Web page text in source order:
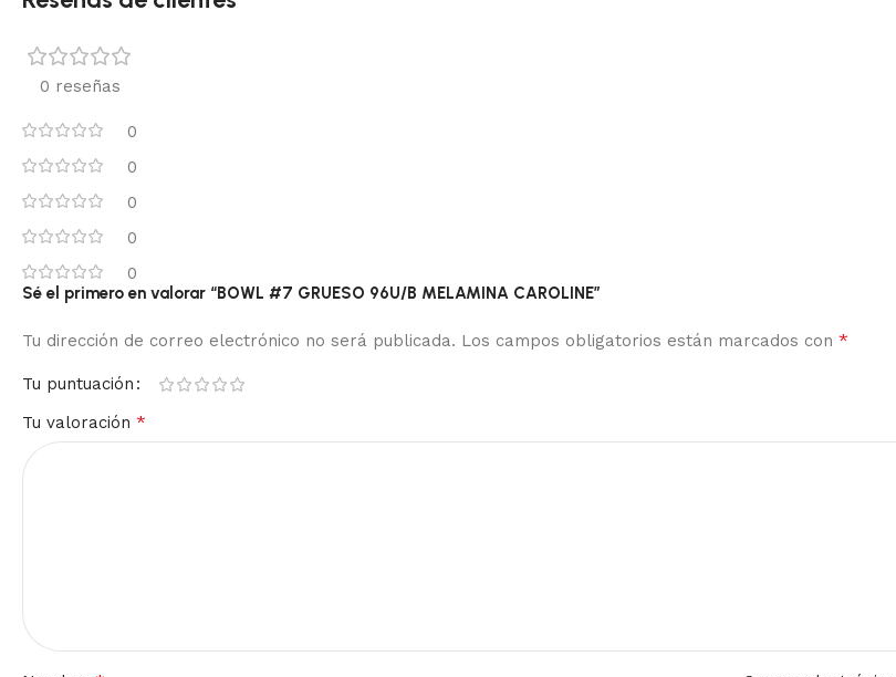
0 reseñas
0
0
0
0
0
Sé el primero en valorar “BOWL #7 GRUESO 96U/B MELAMINA CAROLINE”
Tu dirección de correo electrónico no será publicada. Los campos obligatorios están marcados con *
Tu puntuación
Tu valoración *